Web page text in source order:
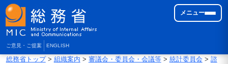
ご意見・ご提案 ENGLISH
メニュー
総務省トップ> 組織案内 > 審議会・委員会・会議等> 統計委員会 > 諮